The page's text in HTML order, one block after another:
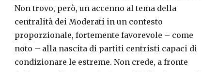
Non trovo, però, un accenno al tema della
centralità dei Moderati in un contesto
proporzionale, fortemente favorevole – come
noto – alla nascita di partiti centristi capaci di
condizionare le estreme. Non crede, a fronte